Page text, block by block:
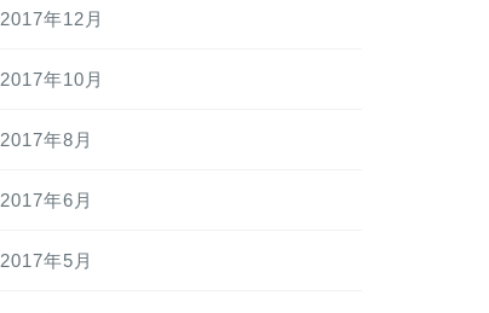
2017年12月
2017年10月
2017年8月
2017年6月
2017年5月